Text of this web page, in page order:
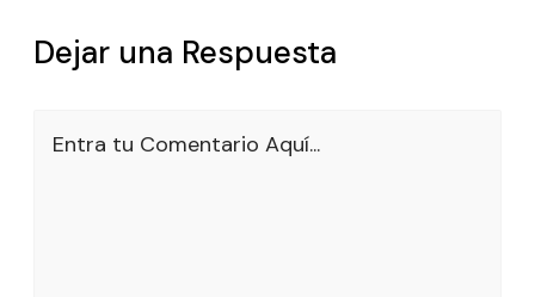
Dejar una Respuesta
Entra tu Comentario Aquí...